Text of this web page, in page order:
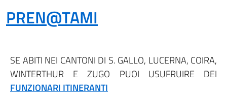
PREN@TAMI
SE ABITI NEI CANTONI DI S. GALLO, LUCERNA, COIRA,
WINTERTHUR E ZUGO PUOI USUFRUIRE DEI
FUNZIONARI ITINERANTI